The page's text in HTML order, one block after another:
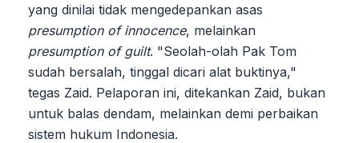
yang dinilai tidak mengedepankan asas
presumption of innocence, melainkan
presumption of guilt. "Seolah-olah Pak Tom
sudah bersalah, tinggal dicari alat buktinya,"
tegas Zaid. Pelaporan ini, ditekankan Zaid, bukan
untuk balas dendam, melainkan demi perbaikan
sistem hukum Indonesia.